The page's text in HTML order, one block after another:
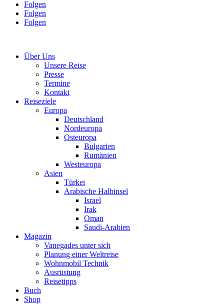
Folgen
Folgen
Folgen
Über Uns
Unsere Reise
Presse
Termine
Kontakt
Reiseziele
Europa
Deutschland
Nordeuropa
Osteuropa
Bulgarien
Rumänien
Westeuropa
Asien
Türkei
Arabische Halbinsel
Israel
Irak
Oman
Saudi-Arabien
Magazin
Vanegades unter sich
Planung einer Weltreise
Wohnmobil Technik
Ausrüstung
Reisetipps
Buch
Shop